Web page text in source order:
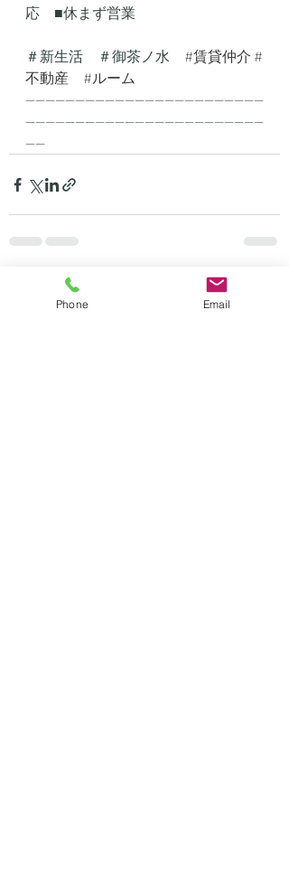
応　■休まず営業
＃新生活　＃御茶ノ水 #賃貸仲介 #
不動産
#ルーム
------------------------------------------------
------------------------------------------------
----
最新記事 すべて表示
Phone Email